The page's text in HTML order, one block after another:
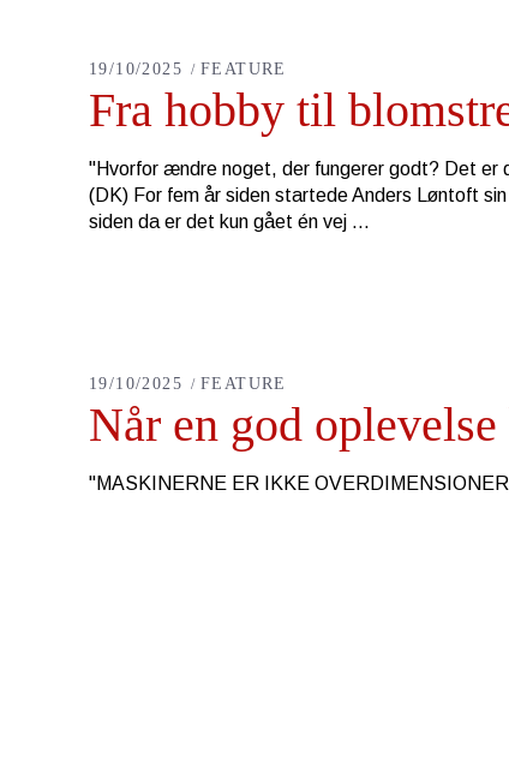
19/10/2025 FEATURE
Fra hobby til
"Hvorfor ændre noget, der fungerer godt? Det er
(DK) For fem år siden startede Anders Løntoft
siden da er det kun gået én vej
19/10/2025 FEATURE
Når en god
"MASKINERNE ER IKKE